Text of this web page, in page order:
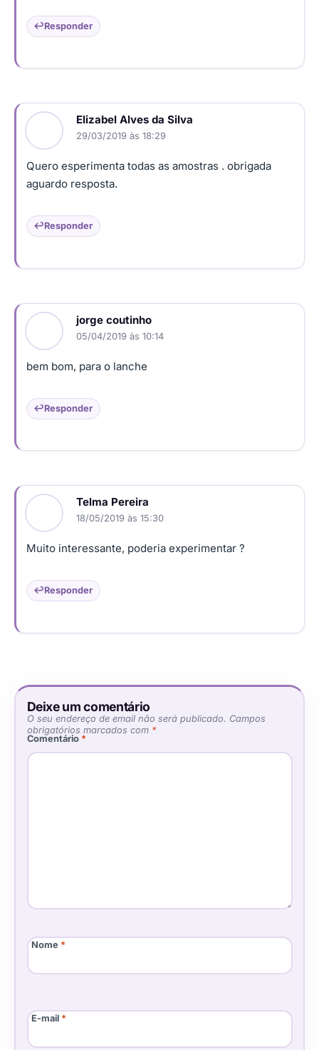
Responder
Elizabel Alves da Silva
29/03/2019 às 18:29
Quero esperimenta todas as amostras . obrigada
aguardo resposta.
Responder
jorge coutinho
05/04/2019 às 10:14
bem bom, para o lanche
Responder
Telma Pereira
18/05/2019 às 15:30
Muito interessante, poderia experimentar ?
Responder
Deixe um comentário
O seu endereço de email não será publicado. Campos
obrigatórios marcados com *
Comentário *
Nome *
E-mail *